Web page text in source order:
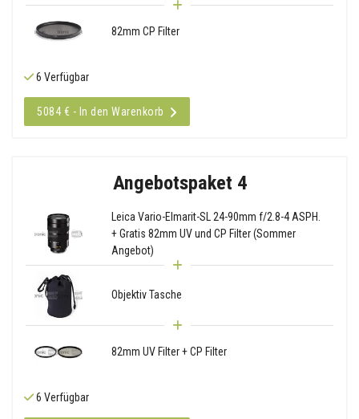
82mm CP Filter
6 Verfügbar
5084 € - In den Warenkorb
Angebotspaket 4
Leica Vario-Elmarit-SL 24-90mm f/2.8-4 ASPH.
+ Gratis 82mm UV und CP Filter (Sommer
Angebot)
Objektiv Tasche
82mm UV Filter + CP Filter
6 Verfügbar